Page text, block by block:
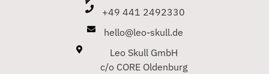
+49 441 2492330
hello@leo-skull.de
Leo Skull GmbH
c/o CORE Oldenburg